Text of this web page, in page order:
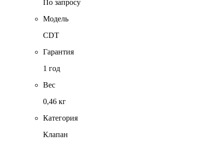
По запросу
Модель
CDT
Гарантия
1 год
Вес
0,46 кг
Категория
Клапан